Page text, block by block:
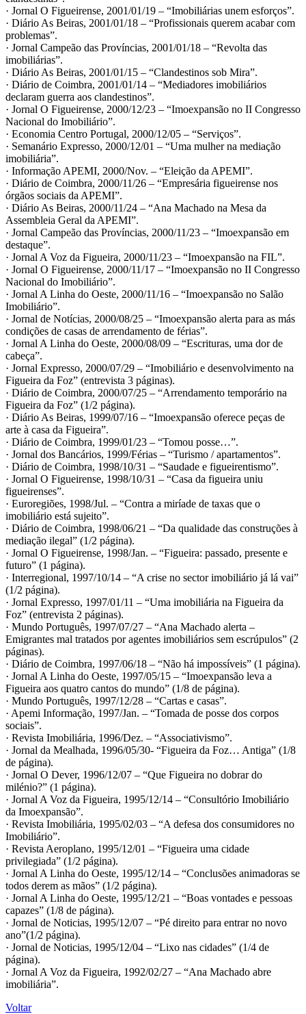
· Jornal O Figueirense, 2001/01/19 – “Imobiliárias unem esforços”.
· Diário As Beiras, 2001/01/18 – “Profissionais querem acabar com
problemas”.
· Jornal Campeão das Províncias, 2001/01/18 – “Revolta das
imobiliárias”.
· Diário As Beiras, 2001/01/15 – “Clandestinos sob Mira”.
· Diário de Coimbra, 2001/01/14 – “Mediadores imobiliários
declaram guerra aos clandestinos”.
· Jornal O Figueirense, 2000/12/23 – “Imoexpansão no II Congresso
Nacional do Imobiliário”.
· Economia Centro Portugal, 2000/12/05 – “Serviços”.
· Semanário Expresso, 2000/12/01 – “Uma mulher na mediação
imobiliária”.
· Informação APEMI, 2000/Nov. – “Eleição da APEMI”.
· Diário de Coimbra, 2000/11/26 – “Empresária figueirense nos
órgãos sociais da APEMI”.
· Diário As Beiras, 2000/11/24 – “Ana Machado na Mesa da
Assembleia Geral da APEMI”.
· Jornal Campeão das Províncias, 2000/11/23 – “Imoexpansão em
destaque”.
· Jornal A Voz da Figueira, 2000/11/23 – “Imoexpansão na FIL”.
· Jornal O Figueirense, 2000/11/17 – “Imoexpansão no II Congresso
Nacional do Imobiliário”.
· Jornal A Linha do Oeste, 2000/11/16 – “Imoexpansão no Salão
Imobiliário”.
· Jornal de Notícias, 2000/08/25 – “Imoexpansão alerta para as más
condições de casas de arrendamento de férias”.
· Jornal A Linha do Oeste, 2000/08/09 – “Escrituras, uma dor de
cabeça”.
· Jornal Expresso, 2000/07/29 – “Imobiliário e desenvolvimento na
Figueira da Foz” (entrevista 3 páginas).
· Diário de Coimbra, 2000/07/25 – “Arrendamento temporário na
Figueira da Foz” (1/2 página).
· Diário As Beiras, 1999/07/16 – “Imoexpansão oferece peças de
arte à casa da Figueira”.
· Diário de Coimbra, 1999/01/23 – “Tomou posse…”.
· Jornal dos Bancários, 1999/Férias – “Turismo / apartamentos”.
· Diário de Coimbra, 1998/10/31 – “Saudade e figueirentismo”.
· Jornal O Figueirense, 1998/10/31 – “Casa da figueira uniu
figueirenses”.
· Euroregiões, 1998/Jul. – “Contra a miríade de taxas que o
imobiliário está sujeito”.
· Diário de Coimbra, 1998/06/21 – “Da qualidade das construções à
mediação ilegal” (1/2 página).
· Jornal O Figueirense, 1998/Jan. – “Figueira: passado, presente e
futuro” (1 página).
· Interregional, 1997/10/14 – “A crise no sector imobiliário já lá vai”
(1/2 página).
· Jornal Expresso, 1997/01/11 – “Uma imobiliária na Figueira da
Foz” (entrevista 2 páginas).
· Mundo Português, 1997/07/27 – “Ana Machado alerta –
Emigrantes mal tratados por agentes imobiliários sem escrúpulos” (2
páginas).
· Diário de Coimbra, 1997/06/18 – “Não há impossíveis” (1 página).
· Jornal A Linha do Oeste, 1997/05/15 – “Imoexpansão leva a
Figueira aos quatro cantos do mundo” (1/8 de página).
· Mundo Português, 1997/12/28 – “Cartas e casas”.
· Apemi Informação, 1997/Jan. – “Tomada de posse dos corpos
sociais”.
· Revista Imobiliária, 1996/Dez. – “Associativismo”.
· Jornal da Mealhada, 1996/05/30- “Figueira da Foz… Antiga” (1/8
de página).
· Jornal O Dever, 1996/12/07 – “Que Figueira no dobrar do
milénio?” (1 página).
· Jornal A Voz da Figueira, 1995/12/14 – “Consultório Imobiliário
da Imoexpansão”.
· Revista Imobiliária, 1995/02/03 – “A defesa dos consumidores no
Imobiliário”.
· Revista Aeroplano, 1995/12/01 – “Figueira uma cidade
privilegiada” (1/2 página).
· Jornal A Linha do Oeste, 1995/12/14 – “Conclusões animadoras se
todos derem as mãos” (1/2 página).
· Jornal A Linha do Oeste, 1995/12/21 – “Boas vontades e pessoas
capazes” (1/8 de página).
· Jornal de Noticias, 1995/12/07 – “Pé direito para entrar no novo
ano”(1/2 página).
· Jornal de Noticias, 1995/12/04 – “Lixo nas cidades” (1/4 de
página).
· Jornal A Voz da Figueira, 1992/02/27 – “Ana Machado abre
imobiliária”.
Voltar